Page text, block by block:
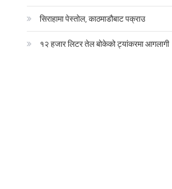
सिराहामा पेस्तोल, काठमाडौबाट पक्राउ
१२ हजार लिटर तेल बोकेको ट्यांकरमा आगलागी